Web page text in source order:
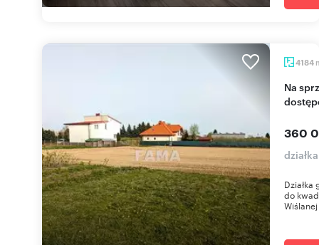
4184
Na sprzedaż działka 4184 m² w Szpetalu Górnym z
360
do